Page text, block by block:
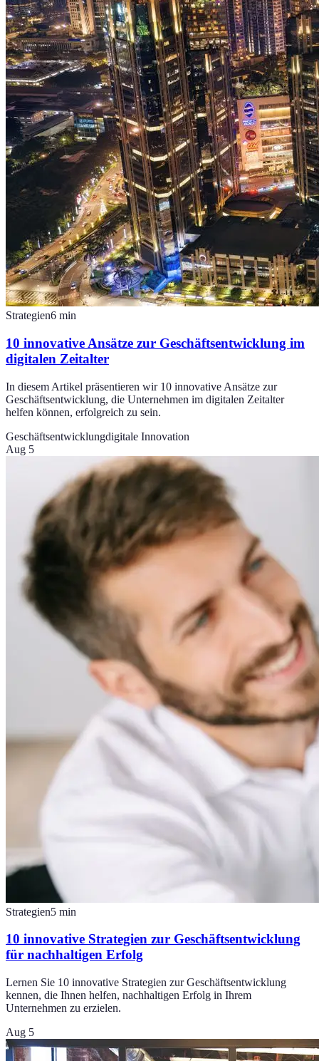
Strategien6 min
10 innovative Ansätze zur Geschäftsentwicklung im
digitalen Zeitalter
In diesem Artikel präsentieren wir 10 innovative Ansätze zur
Geschäftsentwicklung, die Unternehmen im digitalen Zeitalter
helfen können, erfolgreich zu sein.
Geschäftsentwicklungdigitale Innovation
Aug 5
Strategien5 min
10 innovative Strategien zur Geschäftsentwicklung
für nachhaltigen Erfolg
Lernen Sie 10 innovative Strategien zur Geschäftsentwicklung
kennen, die Ihnen helfen, nachhaltigen Erfolg in Ihrem
Unternehmen zu erzielen.
Aug 5